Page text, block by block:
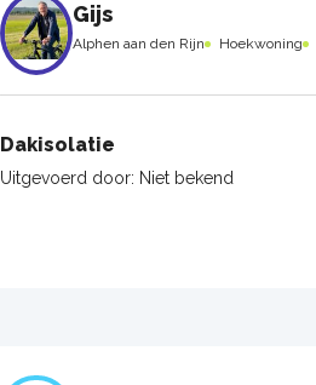
Gijs
Alphen aan den Rijn Hoekwoning
Dakisolatie
Uitgevoerd door: Niet bekend